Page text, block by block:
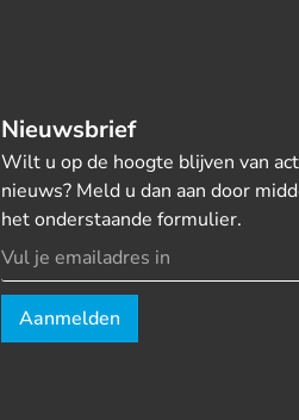
Nieuwsbrief
Wilt u op de hoogte blijven van
nieuws? Meld u dan aan door
het onderstaande formulier.
Aanmelden